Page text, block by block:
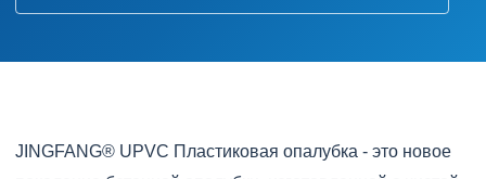
JINGFANG® UPVC Пластиковая опалубка - это новое